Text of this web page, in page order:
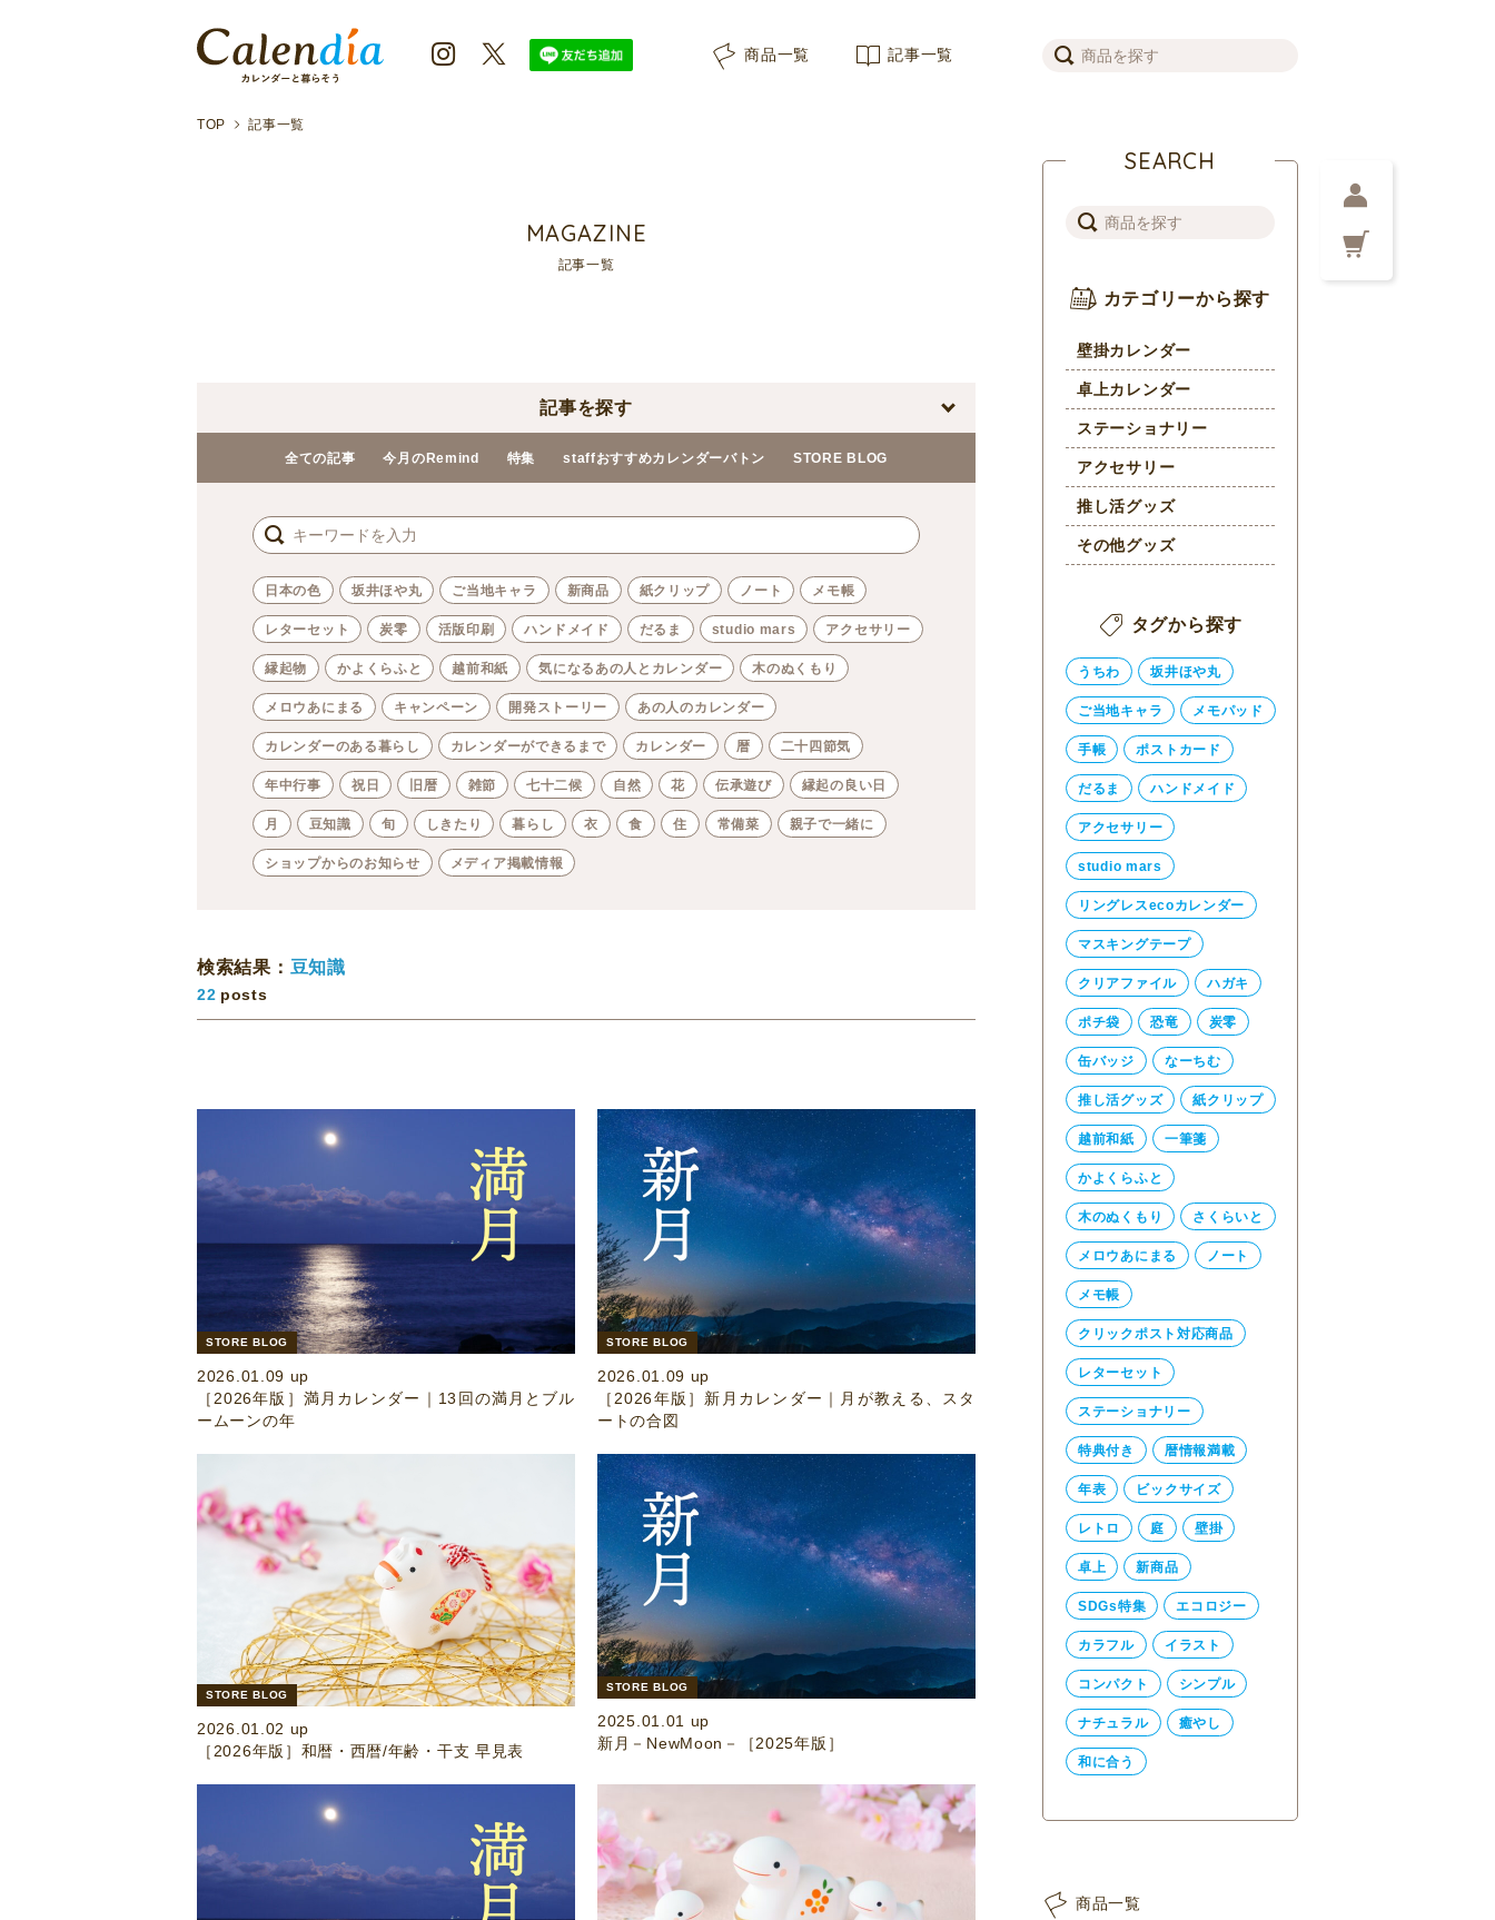
商品一覧 記事一覧
TOP 記事一覧
MAGAZINE
記事一覧
記事を探す
全ての記事 今月のRemind 特集 staffおすすめカレンダーバトン STORE BLOG
日本の色 坂井ほや丸 ご当地キャラ 新商品 紙クリップ ノート メモ帳
レターセット 炭零 活版印刷 ハンドメイド だるま studio mars アクセサリー
縁起物 かよくらふと 越前和紙 気になるあの人とカレンダー 木のぬくもり
メロウあにまる キャンペーン 開発ストーリー あの人のカレンダー
カレンダーのある暮らし カレンダーができるまで カレンダー 暦 二十四節気
年中行事 祝日 旧暦 雑節 七十二候 自然 花 伝承遊び 縁起の良い日
月 豆知識 旬 しきたり 暮らし 衣 食 住 常備菜 親子で一緒に
ショップからのお知らせ メディア掲載情報
検索結果： 豆知識
22 posts
STORE BLOG
2026.01.09 up
［2026年版］満月カレンダー｜13回の満月とブル
ームーンの年
STORE BLOG
2026.01.09 up
［2026年版］新月カレンダー｜月が教える、スタ
ートの合図
STORE BLOG
2026.01.02 up
［2026年版］和暦・西暦/年齢・干支 早見表
STORE BLOG
2025.01.01 up
新月－NewMoon－［2025年版］
SEARCH
カテゴリーから探す
壁掛カレンダー
卓上カレンダー
ステーショナリー
アクセサリー
推し活グッズ
その他グッズ
タグから探す
うちわ 坂井ほや丸
ご当地キャラ メモパッド
手帳 ポストカード
だるま ハンドメイド
アクセサリー
studio mars
リングレスecoカレンダー
マスキングテープ
クリアファイル ハガキ
ポチ袋 恐竜 炭零
缶バッジ なーちむ
推し活グッズ 紙クリップ
越前和紙 一筆箋
かよくらふと
木のぬくもり さくらいと
メロウあにまる ノート
メモ帳
クリックポスト対応商品
レターセット
ステーショナリー
特典付き 暦情報満載
年表 ビックサイズ
レトロ 庭 壁掛
卓上 新商品
SDGs特集 エコロジー
カラフル イラスト
コンパクト シンプル
ナチュラル 癒やし
和に合う
商品一覧